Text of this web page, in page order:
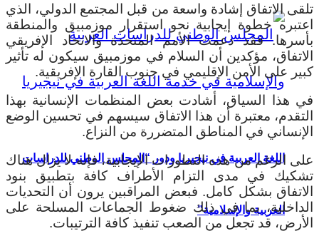
اللغة العربية في نيجيريا ودور “المجلس الوطني للدراسات
العربية والإسلامية”
تلقى الاتفاق إشادة واسعة من قبل المجتمع الدولي، الذي
اعتبره خطوة إيجابية نحو استقرار موزمبيق والمنطقة
بأسرها.فقد دعمت الأمم المتحدة والاتحاد الإفريقي
الاتفاق، مؤكدين أن السلام في موزمبيق سيكون له تأثير
كبير على الأمن الإقليمي في جنوب القارة الإفريقية.
في هذا السياق، أشادت بعض المنظمات الإنسانية بهذا
التقدم، معتبرة أن هذا الاتفاق سيسهم في تحسين الوضع
الإنساني في المناطق المتضررة من النزاع.
على الرغم من هذه التطورات الإيجابية، فإنه لا يزال هناك
تشكيك في مدى التزام الأطراف كافة بتطبيق بنود
الاتفاق بشكل كامل. فبعض المراقبين يرون أن التحديات
الداخلية، بما في ذلك ضغوط الجماعات المسلحة على
الأرض، قد تجعل من الصعب تنفيذ كافة الترتيبات.